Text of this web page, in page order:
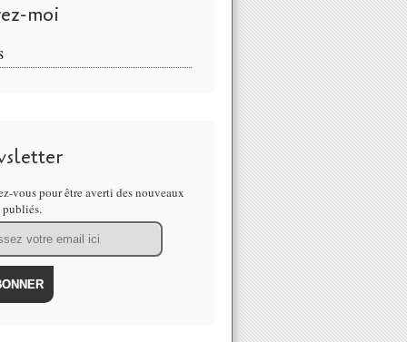
moi
vous pour être averti des nouveaux